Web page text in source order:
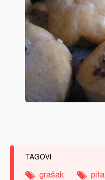
TAGOVI
grašak pita